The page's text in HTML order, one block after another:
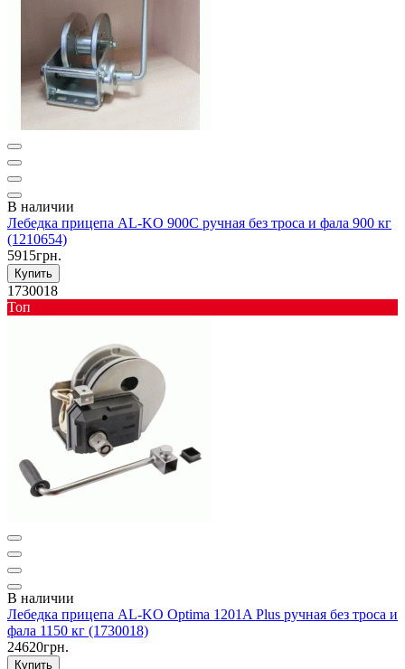
В наличии
Лебедка прицепа AL-KO 900C ручная без троса и фала 900 кг
(1210654)
5915грн.
Купить
1730018
Toп
В наличии
Лебедка прицепа AL-KO Optima 1201A Plus ручная без троса и
фала 1150 кг (1730018)
24620грн.
Купить